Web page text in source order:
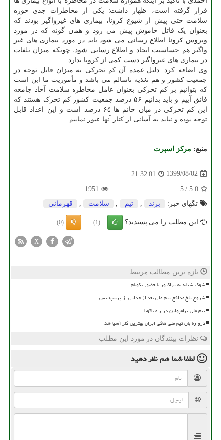
قرار گرفته است، اظهار داشت: یکی از مخاطرات جدی حوزه
سلامت حتی پیش از شیوع کرونا، بیماری های غیرواگیر بودند که
بعنوان یک قاتل خاموش پیش می رود و همان گونه که در مورد
ویروس کرونا اطلاع رسانی می شود باید در مورد بیماری های غیر
واگیر هم حساسیت ایجاد و اطلاع رسانی شود، چونکه میزان تلفات
در بیماری های غیرواگیر دست کمی از کرونا ندارد.
وی اضافه کرد: دلیل عمده آن کم تحرکی به میزان قابل توجه در
جمعیت کشور و هم تغذیه ناسالم می باشد و مأموریت ما این است
که بتوانیم بر کم تحرکی بعنوان عامل مخاطره سلامت آحاد جامعه
فائق آییم و باید بدانیم ۵۶ درصد جمعیت کشور کم تحرک هستند که
این کم تحرکی در میان خانم ها ۶۵ درصد است و این اعداد قابل
توجه بوده و نباید به آسانی از کنار آنها عبور نماییم.
منبع: مركز اسپرت
1399/08/02
21:32:01
5.0
/
5
1951
تگهای خبر:
برند تیم سلامت قهرمانی
این مطلب را می پسندید؟ (1)
(0)
X
تازه ترین مطالب مرتبط
شوک شبانه به تراکتور با حضور نکونام
شروع تلخ مدافع تیم ملی بعد از جدایی از پرسپولیس
تیم ملی ترامپولین در راه ناگویا
دروازه بان تیم ملی هاکی ایران بهترین گلر آسیا شد
نظرات بینندگان در مورد این مطلب
لطفا شما همنظر دهید